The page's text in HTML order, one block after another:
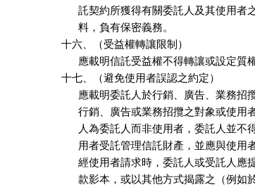
託契約所獲得有關委託人及其使用
      料，負有保密義務。
十六、（受益權轉讓限制）
應載明信託受益權不得轉讓或設定質權
十七、（避免使用者誤認之約定）
應載明委託人於行銷、廣告、業務
行銷、廣告或業務招攬之對象或使
人為委託人而非使用者，委託人並
用者受託管理信託財產，並應與使用
經使用者請求時，委託人或受託人
款影本，或以其他方式揭露之（例